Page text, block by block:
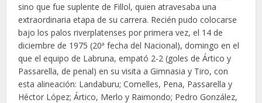
sino que fue suplente de Fillol, quien atravesaba una
extraordinaria etapa de su carrera. Recién pudo colocarse
bajo los palos riverplatenses por primera vez, el 14 de
diciembre de 1975 (20ª fecha del Nacional), domingo en el
que el equipo de Labruna, empató 2-2 (goles de Ártico y
Passarella, de penal) en su visita a Gimnasia y Tiro, con
esta alineación: Landaburu; Comelles, Pena, Passarella y
Héctor López; Ártico, Merlo y Raimondo; Pedro González,